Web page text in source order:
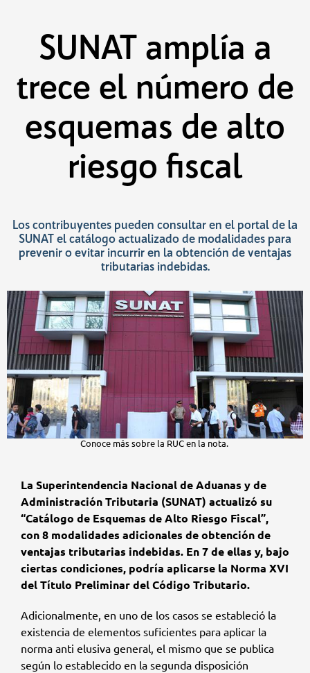
contenidoSUNAT amplía a
trece el número de
esquemas de alto
riesgo fiscal
Los contribuyentes pueden consultar en el portal de la
SUNAT el catálogo actualizado de modalidades para
prevenir o evitar incurrir en la obtención de ventajas
tributarias indebidas.
Conoce más sobre la RUC en la nota.
La Superintendencia Nacional de Aduanas y de
Administración Tributaria (SUNAT) actualizó su
“Catálogo de Esquemas de Alto Riesgo Fiscal”,
con 8 modalidades adicionales de obtención de
ventajas tributarias indebidas. En 7 de ellas y, bajo
ciertas condiciones, podría aplicarse la Norma XVI
del Título Preliminar del Código Tributario.
Adicionalmente, en uno de los casos se estableció la
existencia de elementos suficientes para aplicar la
norma anti elusiva general, el mismo que se publica
según lo establecido en la segunda disposición